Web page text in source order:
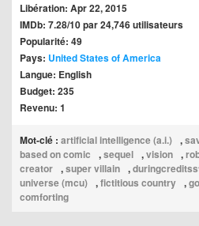
Libération: Apr 22, 2015
IMDb: 7.28/10 par 24,746 utilisateurs
Popularité: 49
Pays: United States of America
Langue: English
Budget: 235
Revenu: 1
Mot-clé : artificial intelligence (a.i.) ,
based on comic
,sequel ,vision ,
creator ,super villain ,
universe (mcu) ,fictitious country ,
comforting